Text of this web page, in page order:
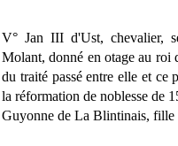
V° Jan III d'Ust, chevalier,
Molant, donné en otage au roi
du traité passé entre elle et ce
la réformation de noblesse de
Guyonne de La Blintinais, fille